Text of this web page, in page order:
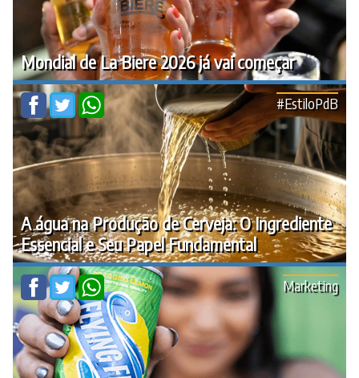
Mondial de La Biere 2026 já vai começar
A água na Produção de Cerveja: O Ingrediente
Essencial e Seu Papel Fundamental
#EstiloPdB
Marketing